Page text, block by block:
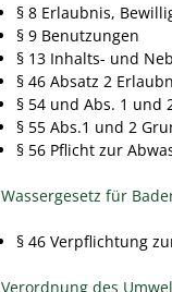
§ 8 Erlaubnis,
§ 9 Benutzungen
§ 13 Inhalts- und
§ 46 Absatz 2
§ 54 und Abs. 1
§ 55 Abs.1 und 2
§ 56 Pflicht zur
Wassergesetz für
§ 46 Verpflichtung
Verordnung des